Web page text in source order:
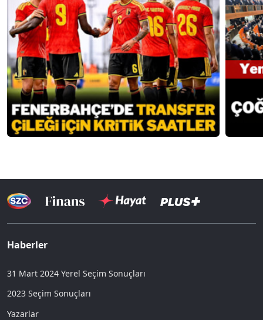
Haberler
31 Mart 2024 Yerel Seçim Sonuçları
2023 Seçim Sonuçları
Yazarlar